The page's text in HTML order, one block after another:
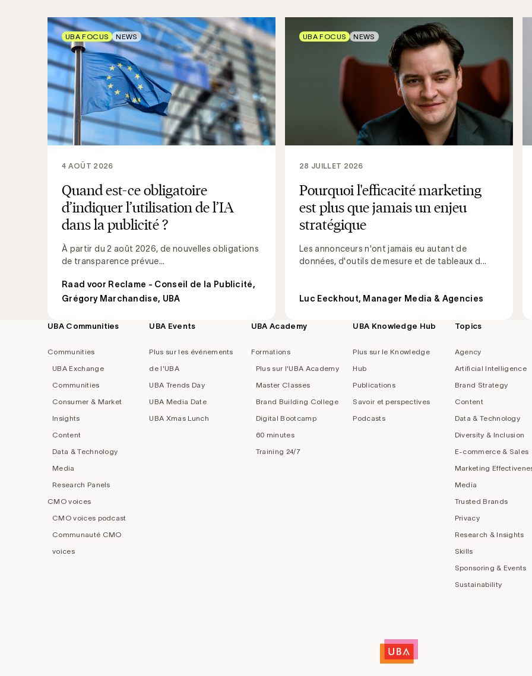
Quand est-ce obligatoire
d’indiquer l’utilisation de l’IA
dans la publicité ?
À partir du 2 août 2026, de nouvelles obligations
de transparence prévue...
4 AOÛT 2026
Raad voor Reclame - Conseil de la Publicité,
Grégory Marchandise, UBA
UBA FOCUS NEWS
Pourquoi l'efficacité marketing
est plus que jamais un enjeu
stratégique
Les annonceurs n'ont jamais eu autant de
données, d'outils de mesure et de tableaux d...
28 JUILLET 2026
Luc Eeckhout, Manager Media & Agencies
UBA FOCUS NEWS
Footer
UBA Communities
Communities
UBA Exchange
Communities
Consumer & Market
Insights
Content
Data & Technology
Media
Research Panels
CMO voices
CMO voices podcast
Communauté CMO
voices
UBA Events
Plus sur les événements
de l'UBA
UBA Trends Day
UBA Media Date
UBA Xmas Lunch
UBA Academy
Formations
Plus sur l'UBA Academy
Master Classes
Brand Building College
Digital Bootcamp
60 minutes
Training 24/7
UBA Knowledge Hub
Plus sur le Knowledge
Hub
Publications
Savoir et perspectives
Podcasts
Topics
Agency
Artificial Intelligence
Brand Strategy
Content
Data & Technology
Diversity & Inclusion
E-commerce & Sales
Marketing
Media
Trusted Brands
Privacy
Research & Insights
Skills
Sponsoring & Events
Sustainability